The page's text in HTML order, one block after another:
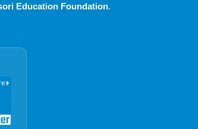
Education Foundation.